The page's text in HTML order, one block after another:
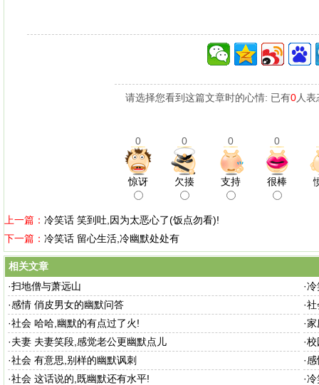
请选择您看到这篇文章时的心情: 已有0人
0 0 0 0
惊讶 欠揍 支持 很棒
上一篇： 冷笑话 笑到吐,因为太恶心了(饭点勿看)!
下一篇： 冷笑话 留心生活,冷幽默处处有
相关文章
·扫地僧与萧远山 ·冷
·感情 俏皮男女的幽默问答 ·社
·社会 哈哈,幽默的有点过了火! ·家
·夫妻 夫妻笑段,感觉老公更幽默点儿 ·校
·社会 有意思,别样的幽默讽刺 ·感
·社会 这话说的,既幽默还有水平! ·冷